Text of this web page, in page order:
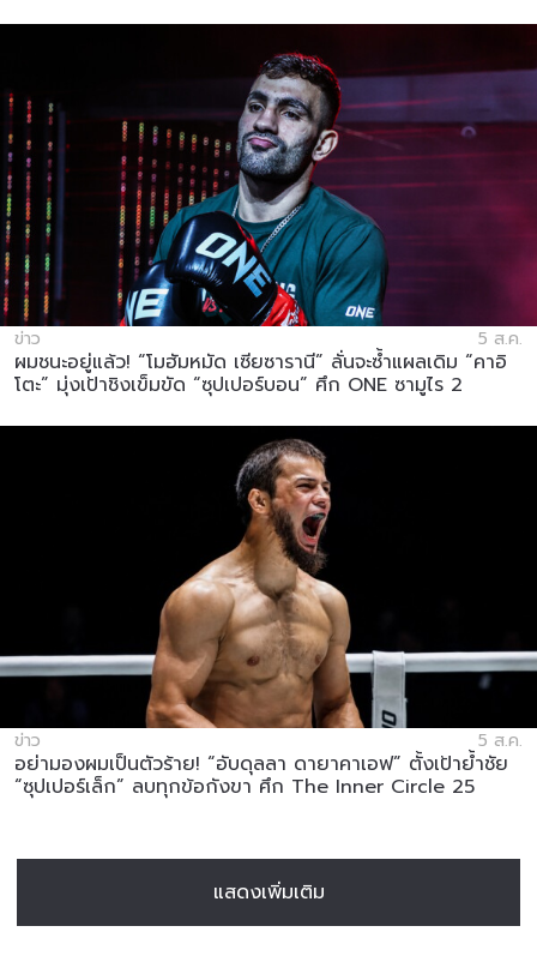
ข่าว 5 ส.ค.
ผมชนะอยู่แล้ว! “โมฮัมหมัด เซียซารานี” ลั่นจะซ้ำแผลเดิม “คาอิ
โตะ” มุ่งเป้าชิงเข็มขัด “ซุปเปอร์บอน” ศึก ONE ซามูไร 2
ข่าว 5 ส.ค.
อย่ามองผมเป็นตัวร้าย! “อับดุลลา ดายาคาเอฟ” ตั้งเป้าย้ำชัย
“ซุปเปอร์เล็ก” ลบทุกข้อกังขา ศึก The Inner Circle 25
แสดงเพิ่มเติม